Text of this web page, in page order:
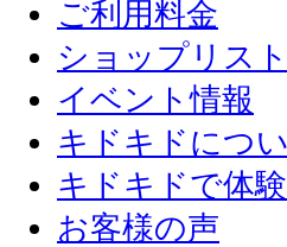
ご利用料金
ショップリスト
イベント情報
キドキドにつ
キドキドで体
お客様の声